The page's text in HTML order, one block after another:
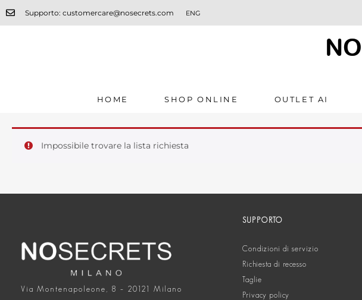
Supporto: customercare@nosecrets.com ENG
NO
HOME SHOP ONLINE OUTLET AI
Impossibile trovare la lista richiesta
Via Montenapoleone, 8 – 20121 Milano
SUPPORTO
Condizioni di servizio
Richiesta di recesso
Taglie
Privacy policy